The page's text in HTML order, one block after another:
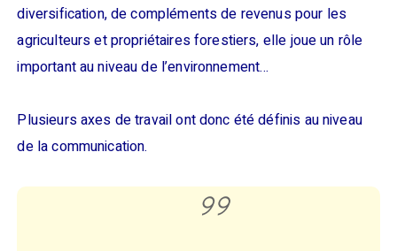
diversification, de compléments de revenus pour les
agriculteurs et propriétaires forestiers, elle joue un rôle
important au niveau de l’environnement…
Plusieurs axes de travail ont donc été définis au niveau
de la communication.